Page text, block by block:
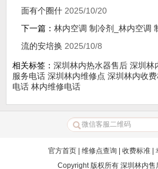
面有个圈什 2025/10/20
下一篇： 林内空调 制冷剂_林内空调
流的安培换 2025/10/8
相关标签： 深圳林内热水器售后 深圳林
服务电话 深圳林内维修点 深圳林内收
电话 林内维修电话
官方首页| 维修点查询 收费标准|
Copyright 版权所有 深圳林内售